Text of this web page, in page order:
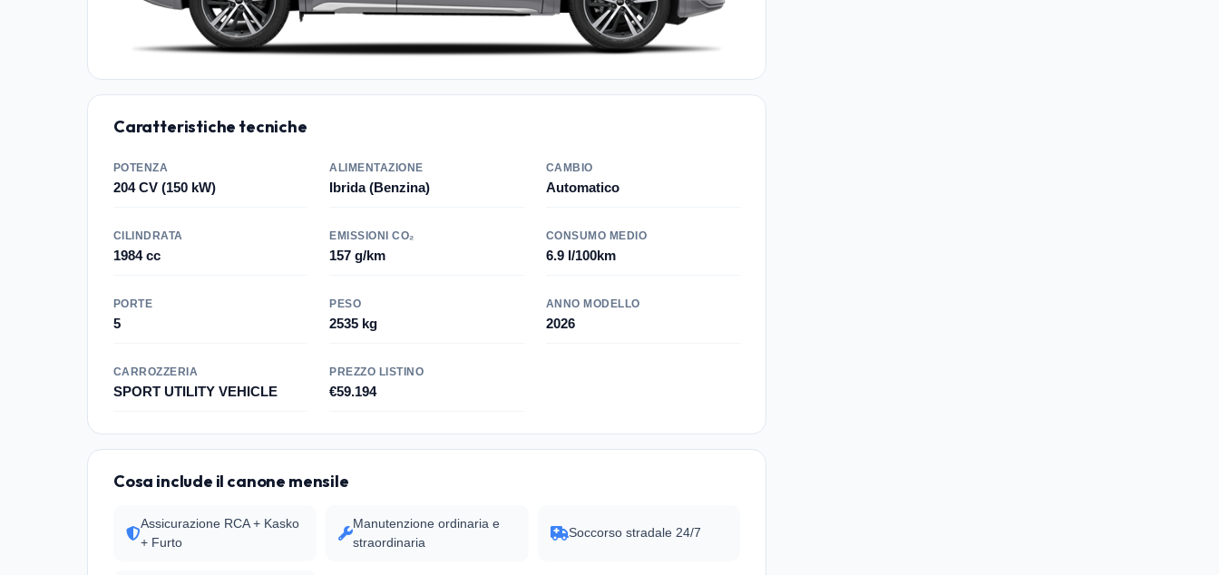
Caratteristiche tecniche
POTENZA
204 CV (150 kW)
ALIMENTAZIONE
Ibrida (Benzina)
CAMBIO
Automatico
CILINDRATA
1984 cc
EMISSIONI CO₂
157 g/km
CONSUMO MEDIO
6.9 l/100km
PORTE
5
PESO
2535 kg
ANNO MODELLO
2026
CARROZZERIA
SPORT UTILITY VEHICLE
PREZZO LISTINO
€59.194
Cosa include il canone mensile
Assicurazione RCA + Kasko
+ Furto
Manutenzione ordinaria e
straordinaria
Soccorso stradale 24/7